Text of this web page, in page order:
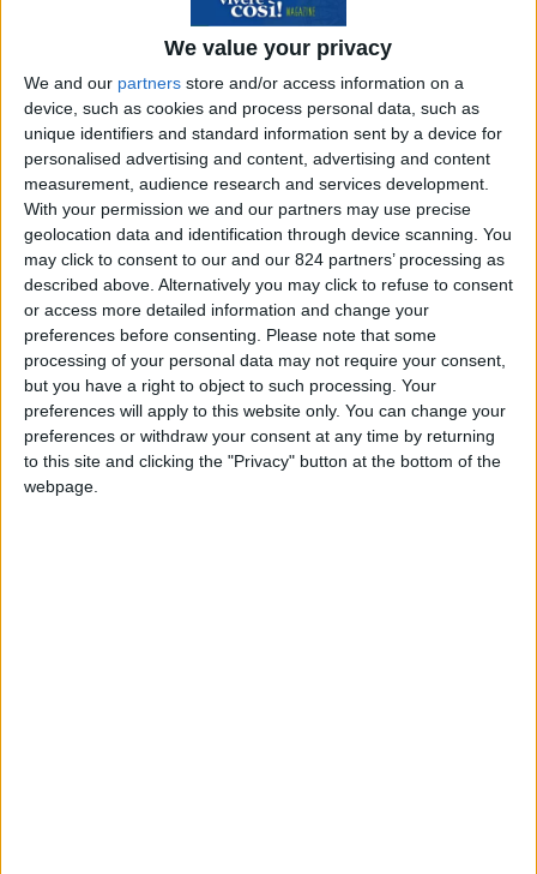
We value your privacy
We and our partners store and/or access information on a
device, such as cookies and process personal data, such as
unique identifiers and standard information sent by a device for
personalised advertising and content, advertising and content
measurement, audience research and services development.
With your permission we and our partners may use precise
geolocation data and identification through device scanning. You
may click to consent to our and our 824 partners’ processing as
described above. Alternatively you may click to refuse to consent
or access more detailed information and change your
preferences before consenting.
Please note that some
processing of your personal data may not require your consent,
but you have a right to object to such processing. Your
preferences will apply to this website only. You can change your
preferences or withdraw your consent at any time by returning
to this site and clicking the "Privacy" button at the bottom of the
webpage.
per trovare La storia, quella che farà scendere
dagli occhi di milioni di persone fiumi di lacrime
che, come colla, le terranno inchiodate allo
schermo: un po’ credendo di condividere il
dolore altrui e un po’, sotto sotto, godendo del
fatto che quel dolore appartenga a qualcun altro.
Per Emma i mesi passano e la vita scorre tra
amicizie, amori, sogni e progetti. Ma tutto sembra
dipendere dal conto alla rovescia della scadenza
del suo contratto e dalla storia che la salverà
dalla disoccupazione: cosa riuscirà a trovare
Emma, quale storia darà in pasto alla bocca
tritatutto della compassione usa e getta dei
riflettori?